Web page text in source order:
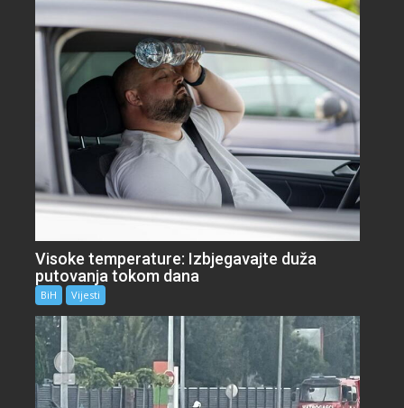
Visoke temperature: Izbjegavajte duža
putovanja tokom dana
BiH Vijesti